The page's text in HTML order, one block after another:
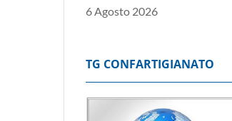
6 Agosto 2026
eccellenti, avanti con
l'intelligenza artificiale'
6 Agosto 2026
TG CONFARTIGIANATO